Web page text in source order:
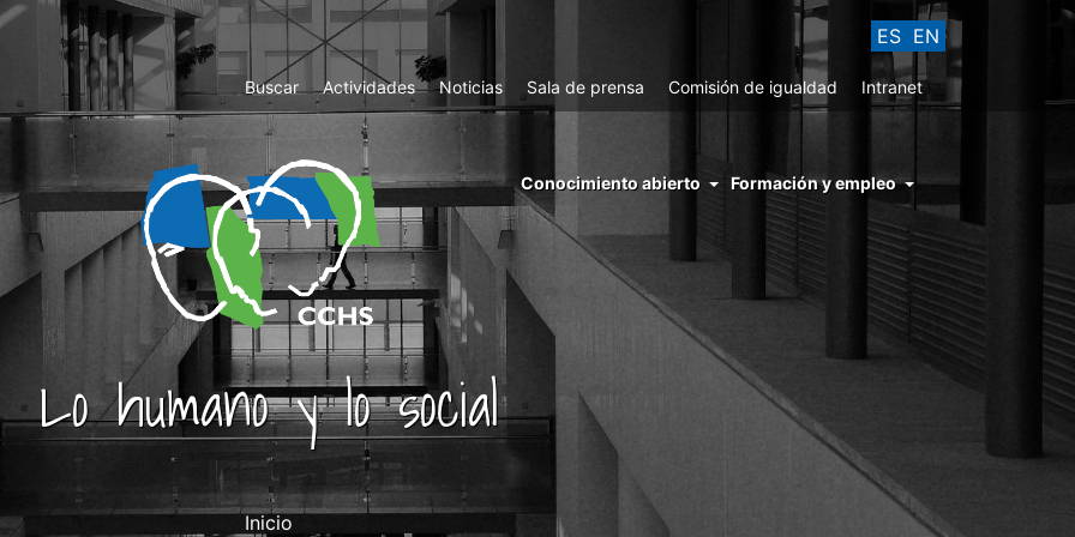
ES EN
Top
Menu
Buscar Actividades Noticias Sala de prensa Comisión de igualdad Intranet
menu
right
cchs
conocimiento
abierto
Conocimiento abierto Formación y empleo
Lo humano y lo social
Inicio